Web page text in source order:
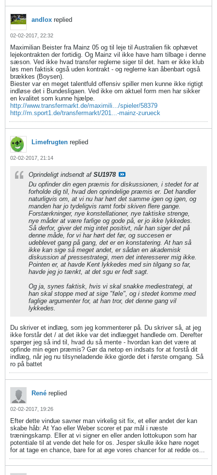
andlox replied
02-02-2017, 22:32
Maximilian Beister fra Mainz 05 og til leje til Australien fik ophævet
lejekontrakten der fortidig. Og Mainz vil ikke have ham tilbage i denne
sæson. Ved ikke hvad transfer reglerne siger til det. ham er ikke klub
løs men faktisk også uden kontrakt - og reglerne kan åbenbart også
brækkes (Boysen).
Biester var en meget talentfuld offensiv spiller men kunne ikke rigtigt
indløse det i Bundesligaen. Ved ikke om aktuel form men har sikker
en kvalitet som kunne hjælpe.
http://www.transfermarkt.de/maximili.../spieler/58379
http://m.sport1.de/transfermarkt/201...-mainz-zurueck
Limefrugten replied
02-02-2017, 21:14
Oprindeligt indsendt af SU1978
Du opfinder din egen præmis for diskussionen, i stedet for at
forholde dig til, hvad den oprindelige præmis er. Det handler
naturligvis om, at vi nu har hørt det samme igen og igen, og
manden har jo tydeligvis ramt forbi skiven flere gange.
Forstærkninger, nye konstellationer, nye taktiske strenge,
nye måder at være farlige og gode på, er jo ikke lykkedes.
Så derfor, giver det mig intet positivt, når han siger det på
denne måde, for vi har hørt det før, og succesen er
udeblevet gang på gang, det er en konstatering. At han så
ikke kan sige så meget andet, er sådan en akademisk
diskussion af pressestrategi, men det interesserer mig ikke.
Pointen er, at havde Kent lykkedes med sin tilgang so far,
havde jeg jo tænkt, at det sgu er fedt sagt.
Og ja, synes faktisk, hvis vi skal snakke mediestrategi, at
han skal stoppe med at sige "føle", og i stedet komme med
faglige argumenter for, at han tror, det denne gang vil
lykkedes.
Du skriver et indlæg, som jeg kommenterer på. Du skriver så, at jeg
ikke forstår det / at det ikke var det indlægget handlede om. Derefter
spørger jeg så ind til, hvad du så mente - hvordan kan det være at
opfinde min egen præmis? Gør da netop en indsats for at forstå dit
indlæg, når jeg nu tilsyneladende ikke gjorde det i første omgang. Så
ro på battet
René replied
02-02-2017, 19:26
Efter dette vindue savner man virkelig sit fix, et eller andet der kan
skabe håb: At Yao eller Weber scorer et par mål i næste
træningskamp. Eller at vi signer en eller anden lottokupon som har
potentiale til at vende det hele for os. Jesper skulle ikke høre noget
for at tage en chance, bare for at øge vores chancer for at redde os...